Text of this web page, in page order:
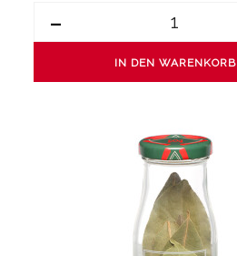
-
IN DEN WARENKORB